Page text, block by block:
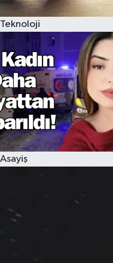
Teknoloji
Asayiş